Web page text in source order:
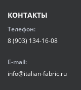
КОНТАКТЫ
Телефон:
8 (903) 134-16-08
E-mail:
info@italian-fabric.ru